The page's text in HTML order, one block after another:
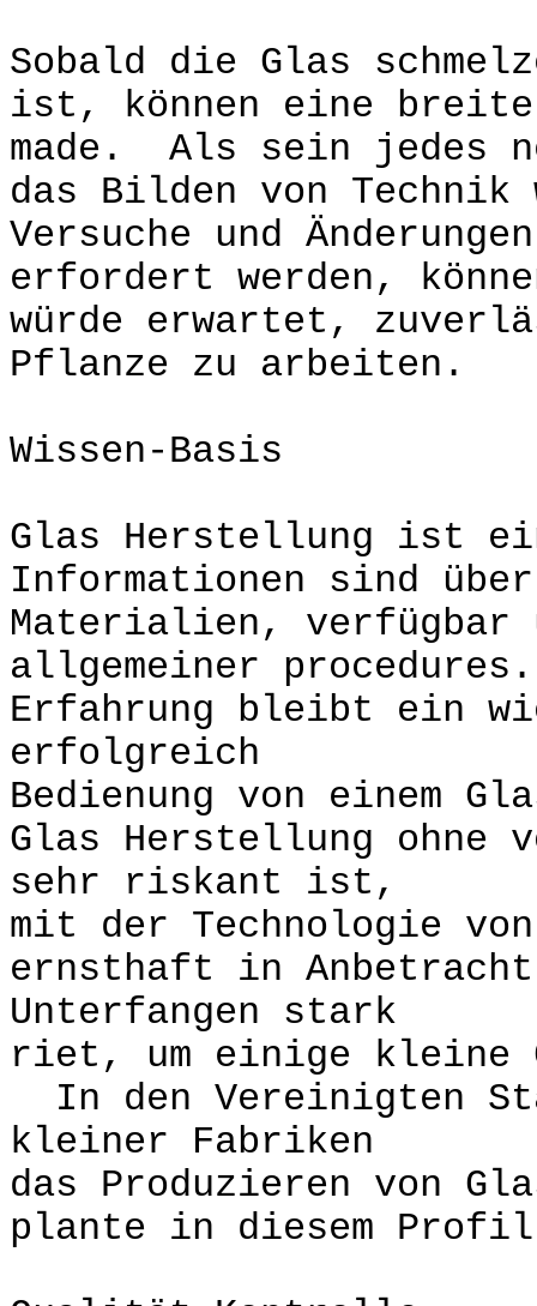
Sobald die Glas
ist, können eine breite
made. Als sein jedes
das Bilden von
Versuche und
erfordert werden,
würde erwartet,
Pflanze zu arbeiten.
Wissen-Basis
Glas Herstellung ist
Informationen sind über
Materialien, verfügbar
allgemeiner
Erfahrung bleibt ein
erfolgreich
Bedienung von einem
Glas Herstellung ohne
sehr riskant ist,
mit der Technologie
ernsthaft in
Unterfangen stark
riet, um einige kleine
In den Vereinigten
kleiner Fabriken
das Produzieren von
plante in diesem